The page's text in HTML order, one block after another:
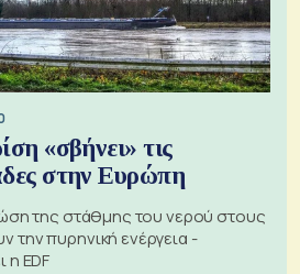
«σβήνει» τις
στην Ευρώπη
της στάθμης του νερού στους
την πυρηνική ενέργεια -
η EDF